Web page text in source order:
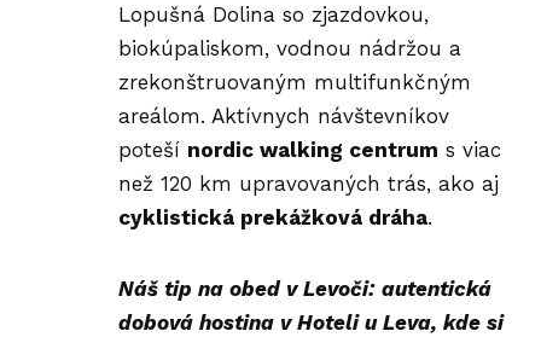
Lopušná Dolina so zjazdovkou,
biokúpaliskom, vodnou nádržou a
zrekonštruovaným multifunkčným
areálom. Aktívnych návštevníkov
poteší nordic walking centrum s viac
než 120 km upravovaných trás, ako aj
cyklistická prekážková dráha.
Náš tip na obed v Levoči: autentická
dobová hostina vHoteli u Leva, kde si